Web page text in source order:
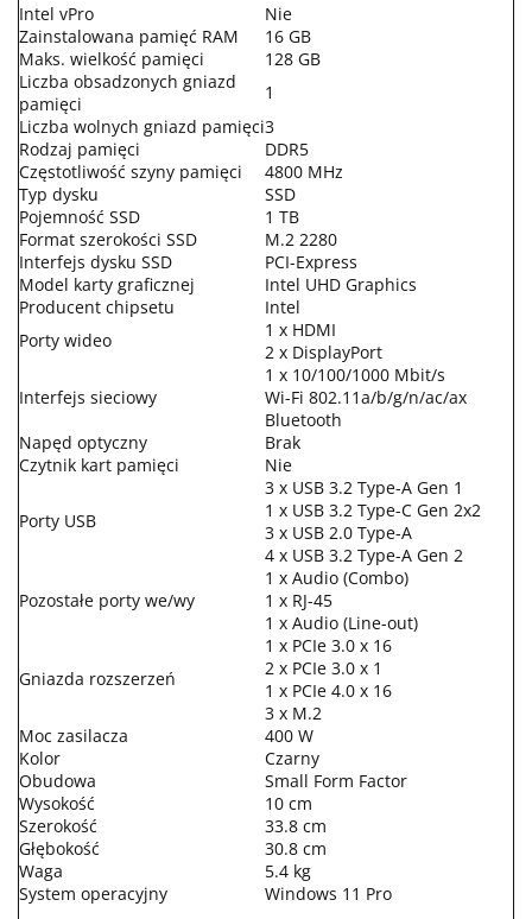
Intel vPro
Nie
Zainstalowana pamięć RAM
16 GB
Maks. wielkość pamięci
128 GB
Liczba obsadzonych gniazd
pamięci
1
Liczba wolnych gniazd pamięci3
Rodzaj pamięci
DDR5
Częstotliwość szyny pamięci
4800 MHz
Typ dysku
SSD
Pojemność SSD
1 TB
Format szerokości SSD
M.2 2280
Interfejs dysku SSD
PCI-Express
Model karty graficznej
Intel UHD Graphics
Producent chipsetu
Intel
Porty wideo
1 x HDMI
2 x DisplayPort
Interfejs sieciowy
1 x 10/100/1000 Mbit/s
Wi-Fi 802.11a/b/g/n/ac/ax
Bluetooth
Napęd optyczny
Brak
Czytnik kart pamięci
Nie
Porty USB
3 x USB 3.2 Type-A Gen 1
1 x USB 3.2 Type-C Gen 2x2
3 x USB 2.0 Type-A
4 x USB 3.2 Type-A Gen 2
Pozostałe porty we/wy
1 x Audio (Combo)
1 x RJ-45
1 x Audio (Line-out)
Gniazda rozszerzeń
1 x PCIe 3.0 x 16
2 x PCIe 3.0 x 1
1 x PCIe 4.0 x 16
3 x M.2
Moc zasilacza
400 W
Kolor
Czarny
Obudowa
Small Form Factor
Wysokość
10 cm
Szerokość
33.8 cm
Głębokość
30.8 cm
Waga
5.4 kg
System operacyjny
Windows 11 Pro